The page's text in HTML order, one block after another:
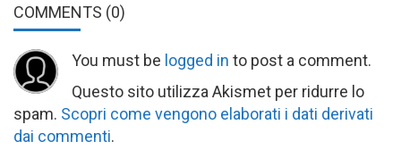
COMMENTS (0)
You must be logged in to post a comment.
Questo sito utilizza Akismet per ridurre lo
spam. Scopri come vengono elaborati i dati derivati
dai commenti.